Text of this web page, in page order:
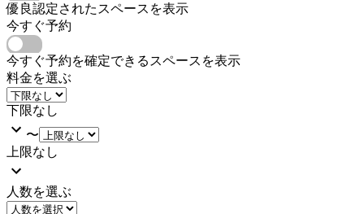
優良認定されたスペースを表示
今すぐ予約
今すぐ予約を確定できるスペースを表示
料金を選ぶ
下限なし
〜
上限なし
人数を選ぶ